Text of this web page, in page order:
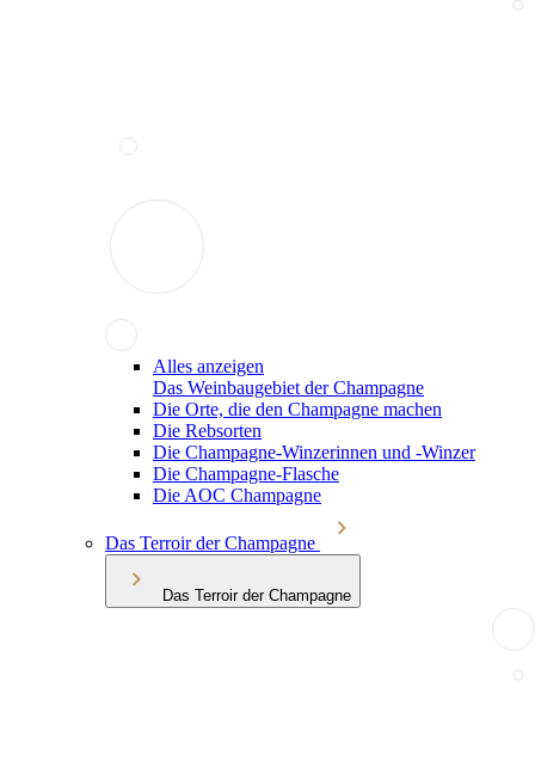
Alles anzeigen
Das Weinbaugebiet der Champagne
Die Orte, die den Champagne machen
Die Rebsorten
Die Champagne-Winzerinnen und -Winzer
Die Champagne-Flasche
Die AOC Champagne
Das Terroir der Champagne
Das Terroir der Champagne